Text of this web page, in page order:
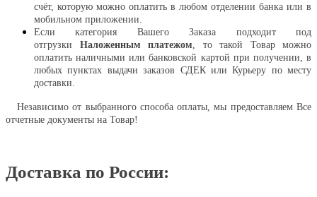
счёт, которую можно оплатить в любом отделении банка или в
мобильном приложении.
Если категория Вашего Заказа подходит под
отгрузки Наложенным платежом , то такой Товар можно
оплатить наличными или банковской картой при получении, в
любых пунктах выдачи заказов СДЕК или Курьеру по месту
доставки.
Независимо от выбранного способа оплаты, мы предоставляем Все
отчетные документы на Товар!
Доставка по России: